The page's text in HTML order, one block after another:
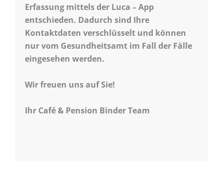
Erfassung mittels der Luca – App
entschieden. Dadurch sind Ihre
Kontaktdaten verschlüsselt und können
nur vom Gesundheitsamt im Fall der Fälle
eingesehen werden.
Wir freuen uns auf Sie!
Ihr Café & Pension Binder Team